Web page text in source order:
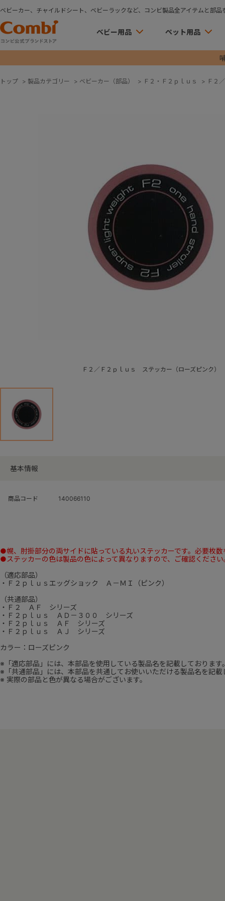
ベビーカー、チャイルドシート、ベビーラックなど、コンビ製品全アイテムと部品
ベビー用品 ペット用品
トップ > 製品カテゴリー > ベビーカー（部品） > Ｆ２・Ｆ２ｐｌｕｓ > Ｆ２
Ｆ２／Ｆ２ｐｌｕｓ ステッカー（ローズピンク）
基本情報
商品コード 140066110
●幌、肘掛部分の両サイドに貼っている丸いステッカーです。必要枚
●ステッカーの色は製品の色によって異なりますので、ご確認ください
（適応部品）
・Ｆ２ｐｌｕｓエッグショック Ａ－ＭＩ（ピンク）
（共通部品）
・Ｆ２ ＡＦ シリーズ
・Ｆ２ｐｌｕｓ ＡＤ－３００ シリーズ
・Ｆ２ｐｌｕｓ ＡＦ シリーズ
・Ｆ２ｐｌｕｓ ＡＪ シリーズ
カラー：ローズピンク
※「適応部品」には、本部品を使用している製品名を記載しております
※「共通部品」には、本部品を共通してお使いいただける製品名を記載
※ 実際の部品と色が異なる場合がございます。